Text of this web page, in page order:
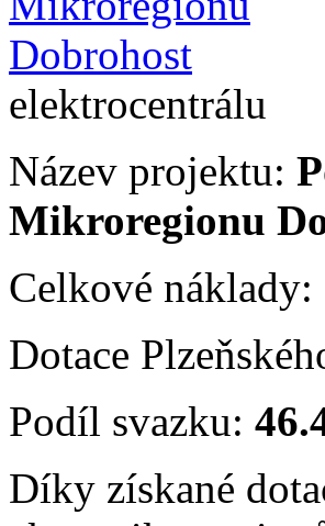
elektrocentrálu
Název projektu:
Mikroregionu
Celkové náklady:
Dotace
Podíl svazku:
Díky získané